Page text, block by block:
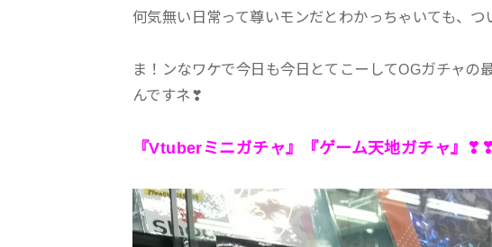
何気無い日常って尊いモンだとわかっちゃいても、
ま！ンなワケで今日も今日とてこーしてOGガチャの
んですネ❣
『Vtuberミニガチャ』『ゲーム天地ガチャ』